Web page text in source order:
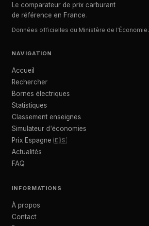
Le comparateur de prix carburant
de référence en France.
Données officielles du Ministère de l'Économie.
NAVIGATION
Accueil
Rechercher
Bornes électriques
Statistiques
Classement enseignes
Simulateur d'économies
Prix Espagne 🇪🇸
Actualités
FAQ
INFORMATIONS
À propos
Contact